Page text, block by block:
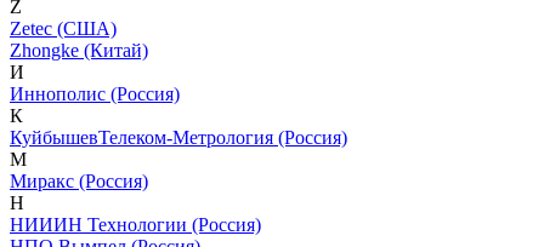
Z
Zetec (США)
Zhongke (Китай)
И
Иннополис (Россия)
К
КуйбышевТелеком-Метрология (Россия)
М
Миракс (Россия)
Н
НИИИН Технологии (Россия)